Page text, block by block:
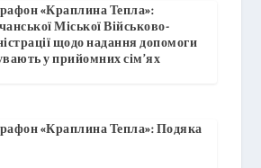
«Краплина Тепла»:
Міської Військово-
щодо надання допомоги
у прийомних сім’ях
«Краплина Тепла»: Подяка